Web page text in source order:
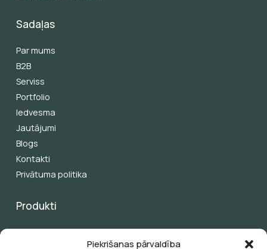
Piekrišanas pārvaldība
Sadaļas
Par mums
B2B
Serviss
Portfolio
Iedvesma
Jautājumi
Blogs
Kontakti
Privātuma politika
Produkti
Pergolas